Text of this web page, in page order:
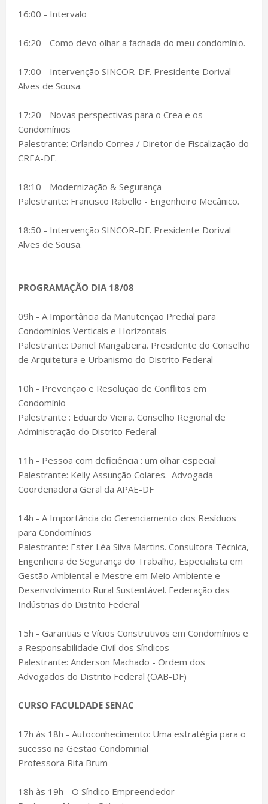
16:00 - Intervalo
16:20 - Como devo olhar a fachada do meu condomínio.
17:00 - Intervenção SINCOR-DF. Presidente Dorival
Alves de Sousa.
17:20 - Novas perspectivas para o Crea e os
Condomínios
Palestrante: Orlando Correa / Diretor de Fiscalização do
CREA-DF.
18:10 - Modernização & Segurança
Palestrante: Francisco Rabello - Engenheiro Mecânico.
18:50 - Intervenção SINCOR-DF. Presidente Dorival
Alves de Sousa.
PROGRAMAÇÃO DIA 18/08
09h - A Importância da Manutenção Predial para
Condomínios Verticais e Horizontais
Palestrante: Daniel Mangabeira. Presidente do Conselho
de Arquitetura e Urbanismo do Distrito Federal
10h - Prevenção e Resolução de Conflitos em
Condomínio
Palestrante : Eduardo Vieira. Conselho Regional de
Administração do Distrito Federal
11h - Pessoa com deficiência : um olhar especial
Palestrante: Kelly Assunção Colares. Advogada –
Coordenadora Geral da APAE-DF
14h - A Importância do Gerenciamento dos Resíduos
para Condomínios
Palestrante: Ester Léa Silva Martins. Consultora Técnica,
Engenheira de Segurança do Trabalho, Especialista em
Gestão Ambiental e Mestre em Meio Ambiente e
Desenvolvimento Rural Sustentável. Federação das
Indústrias do Distrito Federal
15h - Garantias e Vícios Construtivos em Condomínios e
a Responsabilidade Civil dos Síndicos
Palestrante: Anderson Machado - Ordem dos
Advogados do Distrito Federal (OAB-DF)
CURSO FACULDADE SENAC
17h às 18h - Autoconhecimento: Uma estratégia para o
sucesso na Gestão Condominial
Professora Rita Brum
18h às 19h - O Síndico Empreendedor